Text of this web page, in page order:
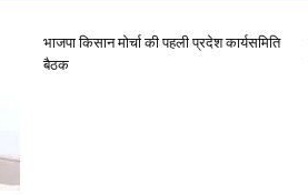
भाजपा किसान मोर्चा की पहली प्रदेश कार्यसमिति
बैठक